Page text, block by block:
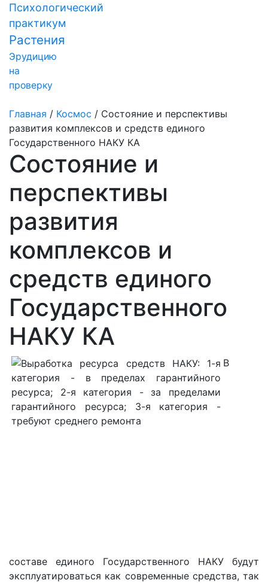
Психологический
практикум
Растения
Эрудицию
на
проверку
Главная / Космос / Состояние и перспективы
развития комплексов и средств единого
Государственного НАКУ КА
Состояние и
перспективы
развития
комплексов и
средств единого
Государственного
НАКУ КА
В
составе единого Государственного НАКУ будут
эксплуатироваться как современные средства, так